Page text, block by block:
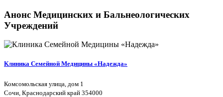
Анонс Медицинских и Бальнеологических
Учреждений
Клиника Семейной Медицины «Надежда»
Комсомольская улица, дом 1
Сочи, Краснодарский край 354000